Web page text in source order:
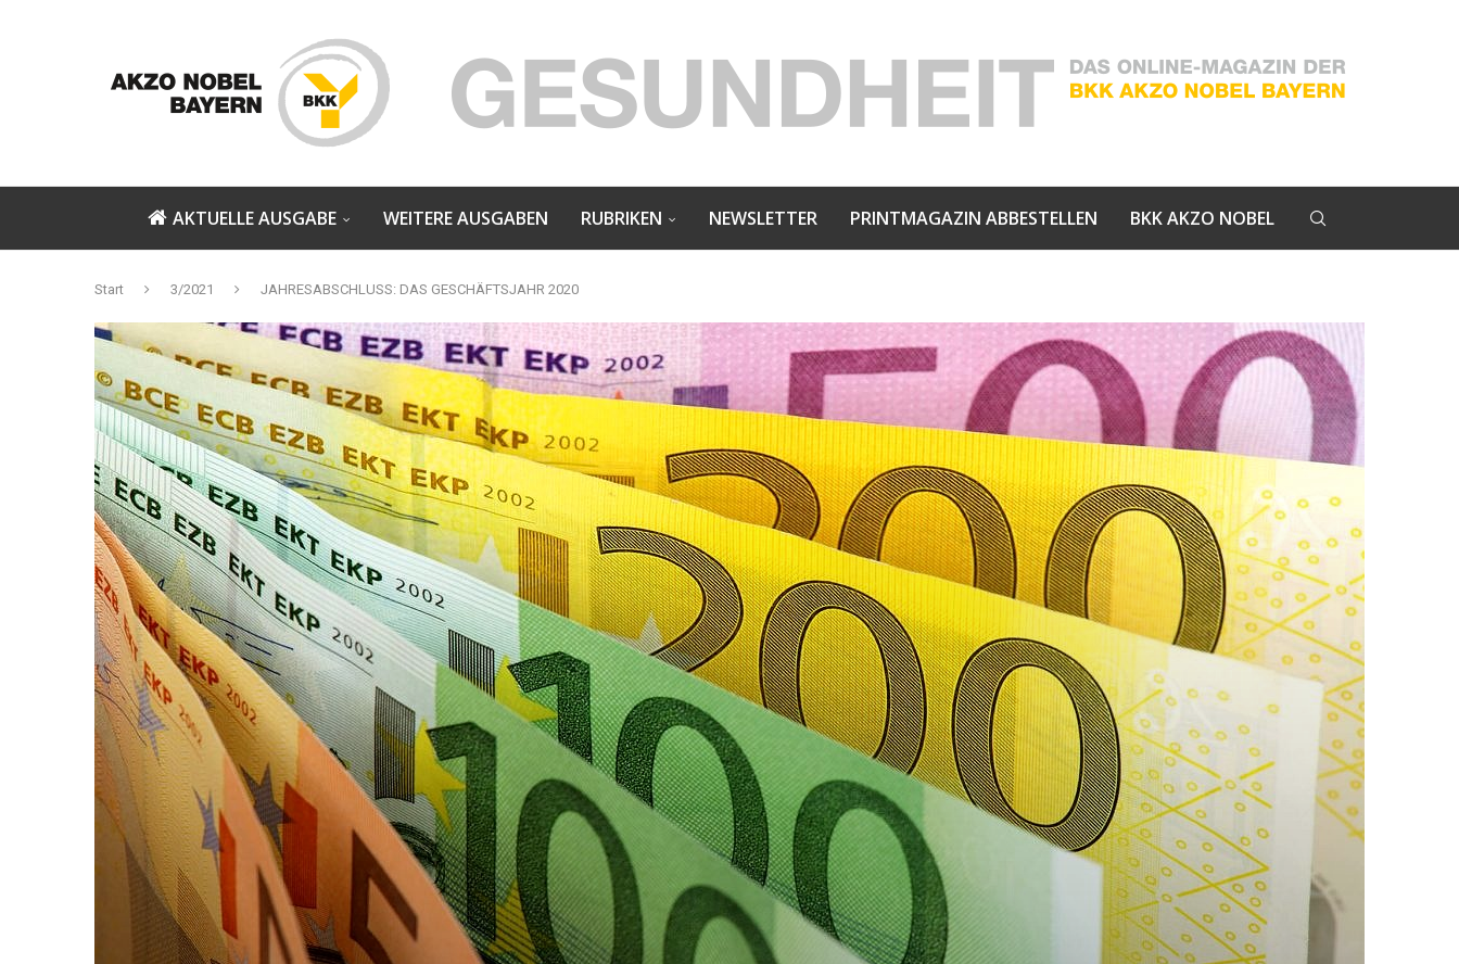
AKTUELLE AUSGABE WEITERE AUSGABEN RUBRIKEN NEWSLETTER PRINTMAGAZIN ABBESTELLEN BKK AKZO NOBEL
Start 3/2021 JAHRESABSCHLUSS: DAS GESCHÄFTSJAHR 2020